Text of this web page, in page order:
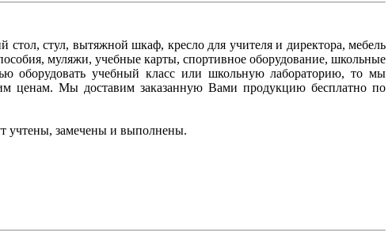
стул, вытяжной шкаф, кресло для учителя и директора, мебель
муляжи, учебные карты, спортивное оборудование, школьные
оборудовать учебный класс или школьную лабораторию, то мы
ценам. Мы доставим заказанную Вами продукцию бесплатно по
учтены, замечены и выполнены.